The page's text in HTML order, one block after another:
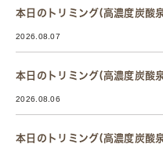
本日のトリミング(高濃度炭酸
2026.08.07
本日のトリミング(高濃度炭酸
2026.08.06
本日のトリミング(高濃度炭酸